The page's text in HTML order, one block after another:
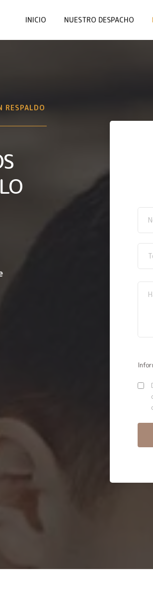
INICIO NUESTRO DESPACHO
RESPALDO